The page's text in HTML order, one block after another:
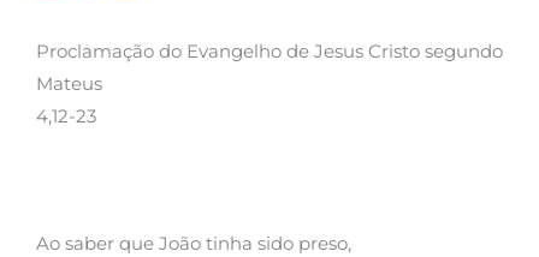
Proclamação do Evangelho de Jesus Cristo segundo
Mateus
4,12-23
Ao saber que João tinha sido preso,